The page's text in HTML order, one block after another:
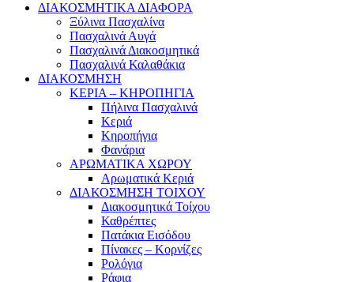
ΔΙΑΚΟΣΜΗΤΙΚΑ ΔΙΑΦΟΡΑ
Ξύλινα Πασχαλίνα
Πασχαλινά Αυγά
Πασχαλινά Διακοσμητικά
Πασχαλινά Καλαθάκια
ΔΙΑΚΟΣΜΗΣΗ
ΚΕΡΙΑ – ΚΗΡΟΠΗΓΙΑ
Πήλινα Πασχαλινά
Κεριά
Κηροπήγια
Φανάρια
ΑΡΩΜΑΤΙΚΑ ΧΩΡΟΥ
Αρωματικά Κεριά
ΔΙΑΚΟΣΜΗΣΗ ΤΟΙΧΟΥ
Διακοσμητικά Τοίχου
Καθρέπτες
Πατάκια Εισόδου
Πίνακες – Κορνίζες
Ρολόγια
Ράφια